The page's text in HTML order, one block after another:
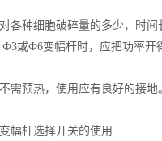
种细胞破碎量的多少，时间
或Ф6变幅杆时，应把功率开
预热，使用应有良好的接地
杆选择开关的使用